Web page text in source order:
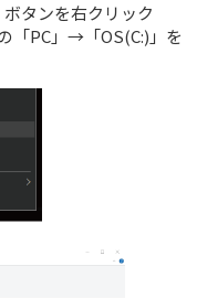
タンを右クリック
PC」→「OS(C:)」を